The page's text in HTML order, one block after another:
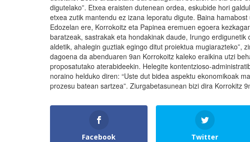
digutelako”. Etxea eraisten dutenean ordea, eskubide hori
etxea zutik mantendu ez izana leporatu digute. Baina
Edozelan ere, Korrokoitz eta Papinea eremuen egoera
baratzeak, sastrakak eta hondakinak daude, Irungo
aldetik, ahalegin guztiak egingo ditut proiektua mugiarazteko”,
dagoena da abenduaren 9an Korrokoitz kaleko eraikina utzi
proposatutako aterabideekin. Helegite kontentzioso-
noraino helduko diren: “Uste dut bidea aspektu ekonomikoak
prozesu batean sartzea”. Ziurgabetasunean bizi dira Korrokitz
Facebook Twitter